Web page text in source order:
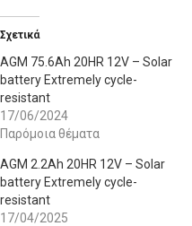
Σχετικά
AGM 75.6Ah 20HR 12V – Solar
battery Extremely cycle-
resistant
17/06/2024
Παρόμοια θέματα
AGM 2.2Ah 20HR 12V – Solar
battery Extremely cycle-
resistant
17/04/2025